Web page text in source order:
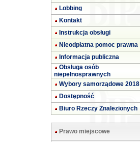
Lobbing
Kontakt
Instrukcja obsługi
Nieodpłatna pomoc prawna
Informacja publiczna
Obsługa osób
niepełnosprawnych
Wybory samorządowe 2018
Dostępność
Biuro Rzeczy Znalezionych
Prawo miejscowe